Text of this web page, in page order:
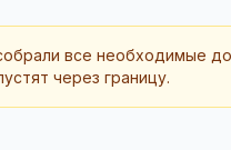
все необходимые
через границу.